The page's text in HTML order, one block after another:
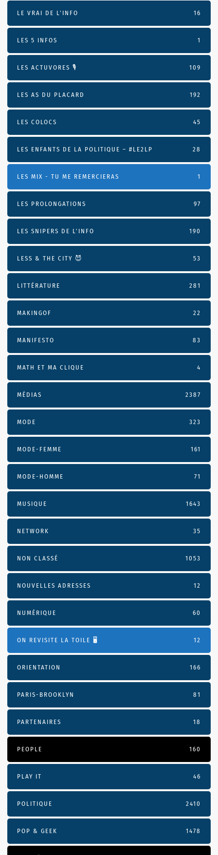
LE VRAI DE L’INFO 16
LES 5 INFOS 1
LES ACTUVORES 🎙 109
LES AS DU PLACARD 192
LES COLOCS 45
LES ENFANTS DE LA POLITIQUE – #LE2LP 28
LES MIX - TU ME REMERCIERAS 1
LES PROLONGATIONS 97
LES SNIPERS DE L’INFO 190
LESS & THE CITY 😈 53
LITTÉRATURE 281
MAKINGOF 22
MANIFESTO 83
MATH ET MA CLIQUE 4
MÉDIAS 2387
MODE 323
MODE-FEMME 161
MODE-HOMME 71
MUSIQUE 1643
NETWORK 35
NON CLASSÉ 1053
NOUVELLES ADRESSES 12
NUMÉRIQUE 60
ON REVISITE LA TOILE 🖥️ 12
ORIENTATION 166
PARIS-BROOKLYN 81
PARTENAIRES 18
PEOPLE 160
PLAY IT 46
POLITIQUE 2410
POP & GEEK 1478